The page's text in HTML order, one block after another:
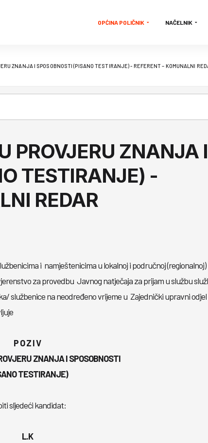
OPĆINA POLIČNIK NAČELNIK
ZNANJA I SPOSOBNOSTI (PISANO TESTIRANJE) - REFERENT – KOMUNALNI
PROVJERU ZNANJA I
TESTIRANJE) -
REDAR
i namještenicima u lokalnoj i područnoj (regionalnoj)
za provedbu Javnog natječaja za prijam u službu
službenice na neodređeno vrijeme u Zajednički upravni odjel
P O Z I V
ZNANJA I SPOSOBNOSTI
TESTIRANJE)
sljedeći kandidat:
L.K